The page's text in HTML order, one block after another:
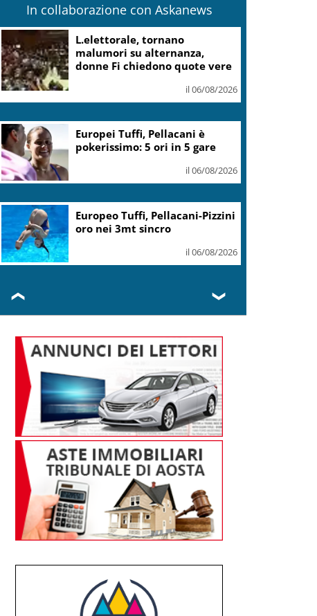
In collaborazione con Askanews
Mattarella: le canzoni di
Guccini parlano di giustizia e
uguaglianza
il 06/08/2026
Guccini, Mattarella: sue
canzoni parlano di giustizia e
uguaglianza
il 06/08/2026
Mediobanca sigla il I semestre
con risultati da record, utile
+6% a 711 mln
❮ ❯